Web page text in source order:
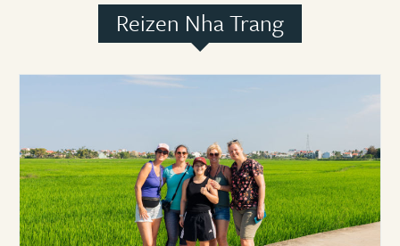
Reizen Nha Trang